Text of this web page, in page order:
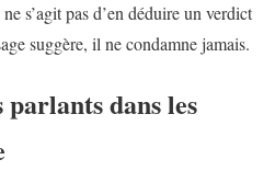
s’agit pas d’en déduire un verdict
suggère, il ne condamne jamais.
parlants dans les